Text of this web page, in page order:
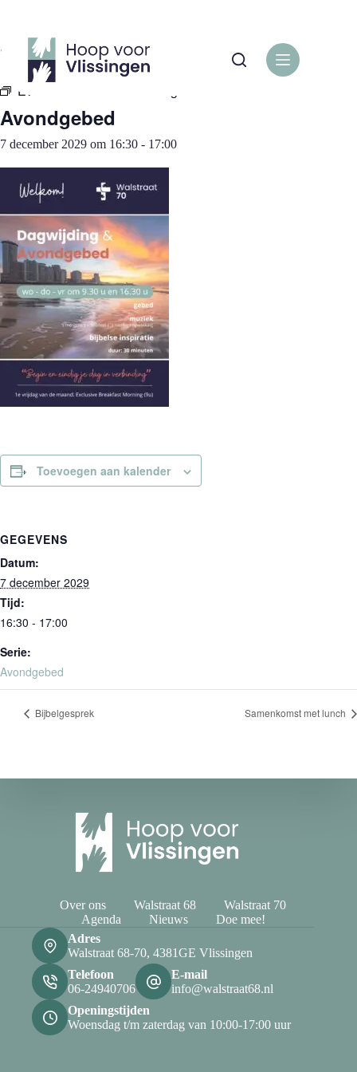
inhoud
« Alle Evenementen
Evenementenreeks:
Avondgebed
7 december 2029 om 16:30 - 17:00
Toevoegen aan kalender
GEGEVENS
Datum:
7 december 2029
Tijd:
16:30 - 17:00
Serie:
Avondgebed
Bijbelgesprek Samenkomst met lunch
Over ons Walstraat 68
Walstraat 70
Agenda
Nieuws
Doe mee!
Adres
Walstraat 68-70, 4381GE Vlissingen
Telefoon
06-24940706
E-mail
info@walstraat68.nl
Openingstijden
Woensdag t/m zaterdag van 10:00-17:00 uur